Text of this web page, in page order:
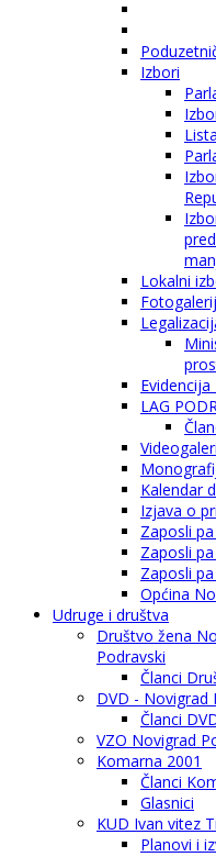
Izbori
Lokalni
LAG
Kalendar
Izjava o
Zaposli
Zaposli
Zaposli
Općina
Udruge i društva
Društvo žena
Podravski
Članci
DVD - Novigrad
Članci
VZO Novigrad
Komarna 2001
Članci
Glasnici
KUD Ivan vitez
Planovi i